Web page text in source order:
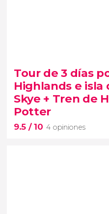
49 opiniones
castillos de Urquhart
2 días por las
Tour de 3 días
Highlands e isla
Skye + Tren de
Potter
9.5 / 10 4 opiniones